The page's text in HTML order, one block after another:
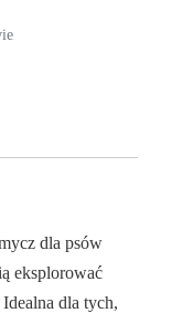
dla psów
eksplorować
Idealna dla tych,